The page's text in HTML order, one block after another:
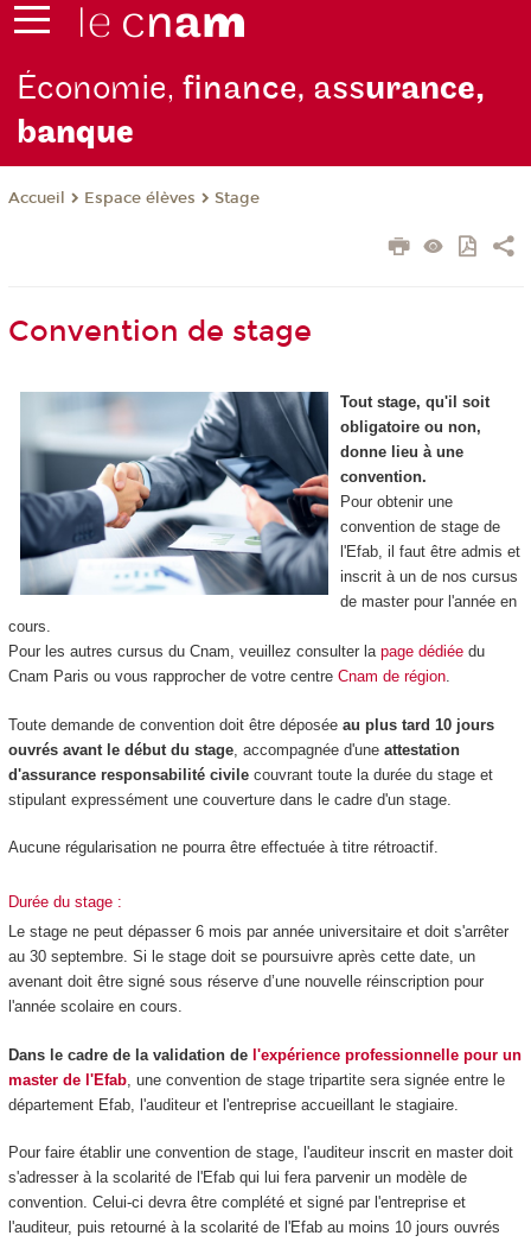
Économie,finance, assurance,
banque
Accueil Espace élèves Stage
Convention de stage
Tout stage, qu'il soit
obligatoire ou non,
donne lieu à une
convention.
Pour obtenir une
convention de stage de
l'Efab, il faut être admis et
inscrit à un de nos cursus
de master pour l'année en
cours.
Pour les autres cursus du Cnam, veuillez consulter la page dédiéedu
Cnam Paris ou vous rapprocher de votre centre Cnam de région.
Toute demande de convention doit être déposée au plus tard 10 jours
ouvrés avant le début du stage, accompagnée d'une attestation
d'assurance responsabilité civilecouvrant toute la durée du stage et
stipulant expressément une couverture dans le cadre d'un stage.
Aucune régularisation ne pourra être effectuée à titre rétroactif.
Durée du stage :
Le stage ne peut dépasser 6 mois par année universitaire et doit s'arrêter
au 30 septembre. Si le stage doit se poursuivre après cette date, un
avenant doit être signé sous réserve d’une nouvelle réinscription pour
l'année scolaire en cours.
Dans le cadre de la validation de l'expérience professionnelle pour un
master de l'Efab, une convention de stage tripartite sera signée entre le
département Efab, l'auditeur et l'entreprise accueillant le stagiaire.
Pour faire établir une convention de stage, l'auditeur inscrit en master doit
s'adresser à la scolarité de l'Efab qui lui fera parvenir un modèle de
convention. Celui-ci devra être complété et signé par l'entreprise et
l'auditeur, puis retourné à la scolarité de l'Efab au moins 10 jours ouvrés